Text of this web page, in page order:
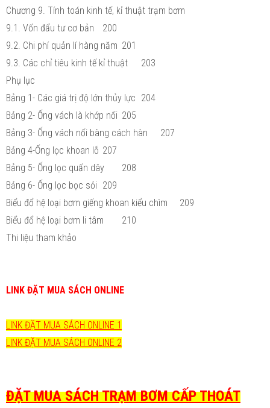
Chương 9. Tính toán kinh tế, kỉ thuật trạm bơm
9.1. Vốn đẩu tư cơ bản
200
9.2. Chi phí quản lí hàng năm 201
9.3. Các chỉ tiêu kinh tế kỉ thuật
203
Phụ lục
Bảng 1- Các giá trị độ lớn thủy lực 204
Bảng 2- Ống vách là khớp nối 205
Bảng 3- Ống vách nối bàng cách hàn
207
Bảng 4-Ống lọc khoan lỗ 207
Bảng 5- Ống lọc quấn dây
208
Bảng 6- Ống lọc bọc sỏi 209
Biểu đổ hệ loại bơm giếng khoan kiểu chìm
209
Biểu đổ hệ loại bơm li tâm
210
Thi liệu tham khảo
LINK ĐẶT MUA SÁCH ONLINE
LINK ĐẶT MUA SÁCH ONLINE 1
LINK ĐẶT MUA SÁCH ONLINE 2
ĐẶT MUA SÁCH TRẠM BƠM CẤP THOÁT